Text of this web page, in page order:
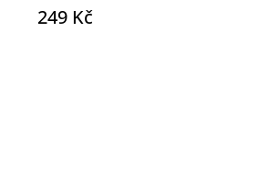
249 Kč